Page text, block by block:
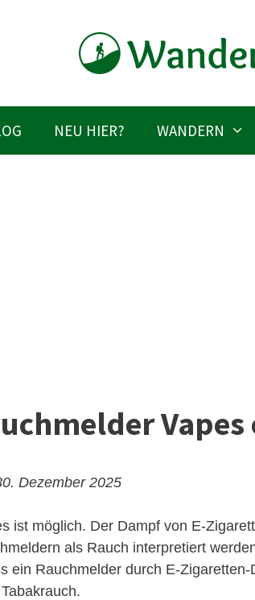
NEU HIER? WANDERN
Dezember 2025
ist möglich. Der Dampf von E-
als Rauch interpretiert
ein Rauchmelder durch E-